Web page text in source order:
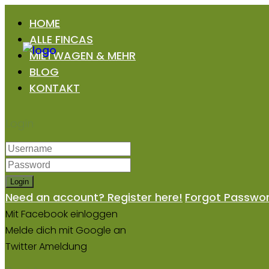
HOME
ALLE FINCAS
MIETWAGEN & MEHR
BLOG
KONTAKT
Login
Login
Need an account? Register here! Forgot
Mit Facebook einloggen
Melde dich mit Google an
Twitter Ameldung